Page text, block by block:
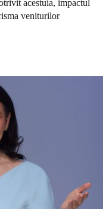
acestuia, impactul
veniturilor